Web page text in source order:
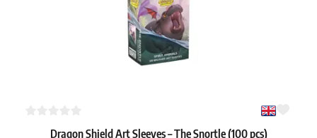
Dragon Shield Art Sleeves – The Snortle (100 pcs)